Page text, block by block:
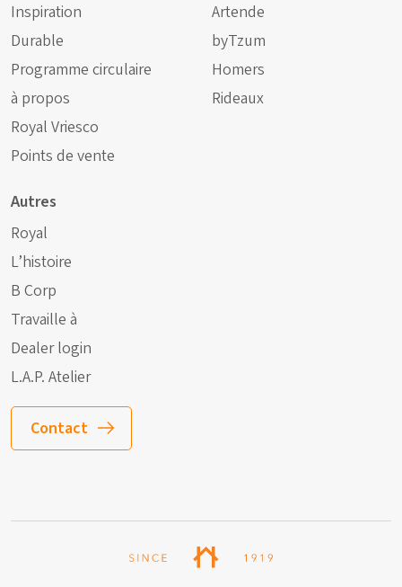
Inspiration
Durable
Programme circulaire
à propos
Royal Vriesco
Points de vente
Artende
byTzum
Homers
Rideaux
Autres
Royal
L’histoire
B Corp
Travaille à
Dealer login
L.A.P. Atelier
Contact